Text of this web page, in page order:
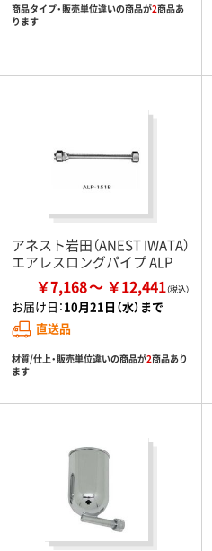
商品タイプ・販売単位違いの商品が2商品あ
ります
アネスト岩田（ANEST IWATA）
エアレスロングパイプ ALP
￥7,168 ￥12,441
お届け日：10月21日（水）まで
直送品
材質/仕上・販売単位違いの商品が2商品あり
ます